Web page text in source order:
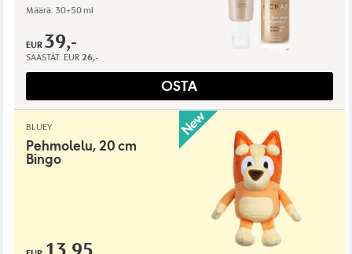
Määrä: 30+50 ml
EUR 39,-
SÄÄSTÄT: EUR 26,-
OSTA
BLUEY
Pehmolelu, 20 cm
Bingo